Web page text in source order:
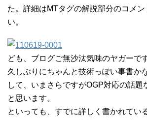
た。詳細はMTタグの解説部分のコメン
い。
ども、ブログご無沙汰気味のヤガーです
久しぶりにちゃんと技術っぽい事書か
して、いまさらですがOGP対応の話題
と思います。
といっても、すでに詳しく書かれてい